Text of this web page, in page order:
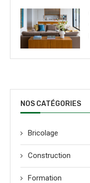
NOS CATÉGORIES
Bricolage
Construction
Formation